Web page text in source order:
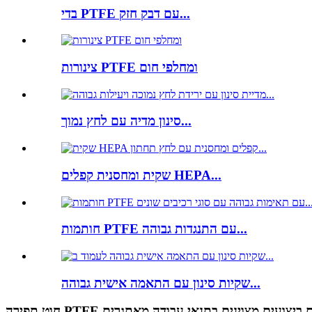
בדי PTFE עם דבק חזק...
צינורות PTFE ומחלפי חום
סינון מדיה עם לחץ נמוך...
שקית ומחסנית קפלים HEPA...
חותמות PTFE עם התנגדות גבוהה...
שקיות סינון עם התאמה אישית גבוהה...